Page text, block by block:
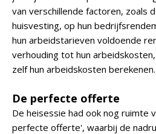
van verschillende factoren, zoals
huisvesting, op hun
hun arbeidstarieven voldoende
verhouding tot hun
zelf hun arbeidskosten berekenen.
De perfecte offerte
De heisessie had ook nog ruimte
perfecte offerte', waarbij de